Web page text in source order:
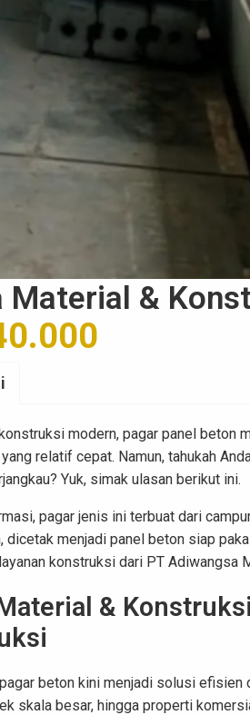
Material &
modern, pagar panel beton
relatif cepat. Namun, tahukah
Yuk, simak ulasan berikut ini.
pagar jenis ini terbuat dari
dicetak menjadi panel beton siap
konstruksi dari PT Adiwangsa
&
beton kini menjadi solusi efisien
skala besar, hingga properti